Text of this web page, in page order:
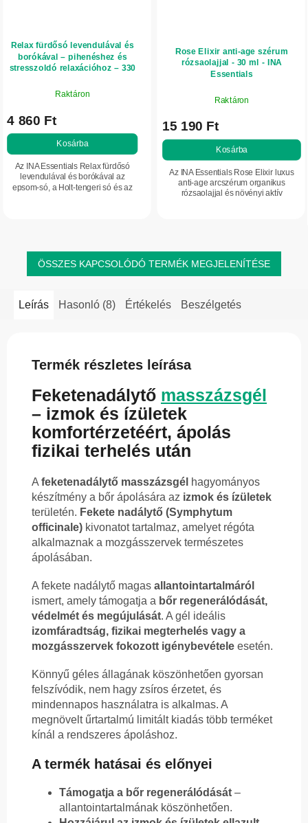
Relax fürdősó levendulával és
borókával – pihenéshez és
stresszoldó relaxációhoz – 330
Raktáron
4 860 Ft
Kosárba
Az INA Essentials Relax fürdősó
levendulával és borókával az
epsom-só, a Holt-tengeri só és az
Rose Elixir anti-age szérum
rózsaolajjal - 30 ml - INA
Essentials
Raktáron
15 190 Ft
Kosárba
Az INA Essentials Rose Elixir luxus
anti-age arcszérum organikus
rózsaolajjal és növényi aktív
ÖSSZES KAPCSOLÓDÓ TERMÉK MEGJELENÍTÉSE
Leírás Hasonló (8) Értékelés Beszélgetés
Termék részletes leírása
Feketenadálytő masszázsgél
– izmok és ízületek
komfortérzetéért, ápolás
fizikai terhelés után
A feketenadálytő masszázsgél hagyományos
készítmény a bőr ápolására az izmok és ízületek
területén. Fekete nadálytő (Symphytum
officinale) kivonatot tartalmaz, amelyet régóta
alkalmaznak a mozgásszervek természetes
ápolásában.
A fekete nadálytő magas allantointartalmáról
ismert, amely támogatja a bőr regenerálódását,
védelmét és megújulását. A gél ideális
izomfáradtság, fizikai megterhelés vagy a
mozgásszervek fokozott igénybevétele esetén.
Könnyű géles állagának köszönhetően gyorsan
felszívódik, nem hagy zsíros érzetet, és
mindennapos használatra is alkalmas. A
megnövelt űrtartalmú limitált kiadás több terméket
kínál a rendszeres ápoláshoz.
A termék hatásai és előnyei
Támogatja a bőr regenerálódását –
allantointartalmának köszönhetően.